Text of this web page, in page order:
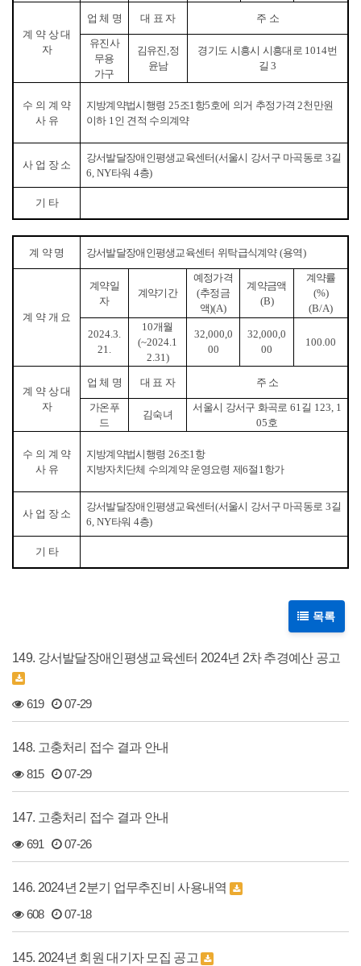
계 약 상 대
자
업 체 명 대 표 자 주 소
유진사
무용
가구
김유진,정
윤남
경기도 시흥시 시흥대로 1014번
길3
수 의 계 약
사 유
지방계약법시행령 25조1항5호에 의거 추정가격2천만원
이하 1인 견적 수의계약
사 업 장 소
강서발달장애인평생교육센터(서울시 강서구 마곡동로 3길
6, NY타워 4층)
기 타
계 약 명 강서발달장애인평생교육센터 위탁급식계약(용역)
계 약 개 요
계약일
자
계약기간
예정가격
(추정금
액)(A)
계약금액
(B)
계약률
(%)
(B/A)
2024.3.
21.
10개월
(~2024.1
2.31)
32,000,0
00
32,000,0
00
100.00
계 약 상 대
자
업 체 명 대 표 자 주 소
가온푸
드
김숙녀
서울시 강서구 화곡로 61길 123, 1
05호
수 의 계 약
사 유
지방계약법시행령 26조1항
지방자치단체 수의계약 운영요령 제6절 1항가
사 업 장 소
강서발달장애인평생교육센터(서울시 강서구 마곡동로 3길
6, NY타워 4층)
기 타
목록
149. 강서발달장애인평생교육센터 2024년 2차 추경예산 공고
619 07-29
148. 고충처리 접수 결과 안내
815 07-29
147. 고충처리 접수 결과 안내
691 07-26
146. 2024년 2분기 업무추진비 사용내역
608 07-18
145. 2024년 회원 대기자 모집 공고